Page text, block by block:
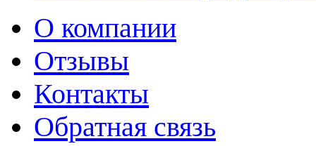
О компании
Отзывы
Контакты
Обратная связь